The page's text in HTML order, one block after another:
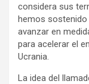
considera sus
hemos sostenido
avanzar en
para acelerar el
Ucrania.
La idea del